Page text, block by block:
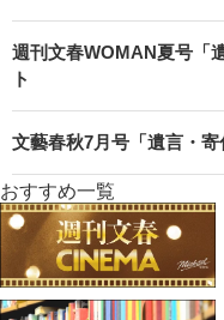
週刊文春WOMAN夏号「
ト
文藝春秋7月号「遺言・
おすすめ一覧